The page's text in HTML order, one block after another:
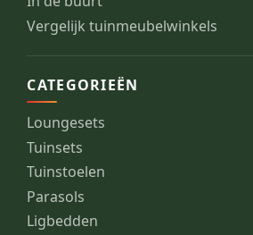
Vergelijk tuinmeubelwinkels
CATEGORIEËN
Loungesets
Tuinsets
Tuinstoelen
Parasols
Ligbedden